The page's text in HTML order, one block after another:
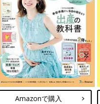
Amazonで購入